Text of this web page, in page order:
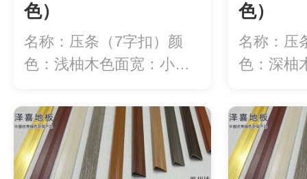
色）
名称：压条（7字扣）颜
色：浅柚木色面宽：小直
色）
名称：压
色：深柚